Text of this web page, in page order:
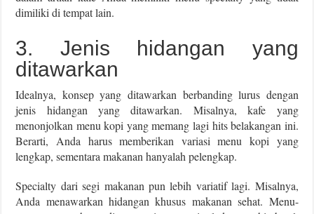
dimiliki di tempat lain.
3. Jenis hidangan yang
ditawarkan
Idealnya, konsep yang ditawarkan berbanding lurus dengan
jenis hidangan yang ditawarkan. Misalnya, kafe yang
menonjolkan menu kopi yang memang lagi hits belakangan ini.
Berarti, Anda harus memberikan variasi menu kopi yang
lengkap, sementara makanan hanyalah pelengkap.
Specialty dari segi makanan pun lebih variatif lagi. Misalnya,
Anda menawarkan hidangan khusus makanan sehat. Menu-